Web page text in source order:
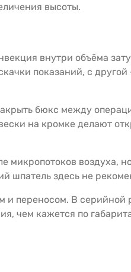
высоты.
внутри объёма
показаний, с
бюкс между
на кромке делают
воздуха,
шпатель здесь не
переносом. В серийной
чем кажется по